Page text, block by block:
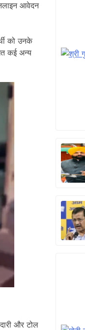
आवेदन
को उनके
कई अन्य
और टोल